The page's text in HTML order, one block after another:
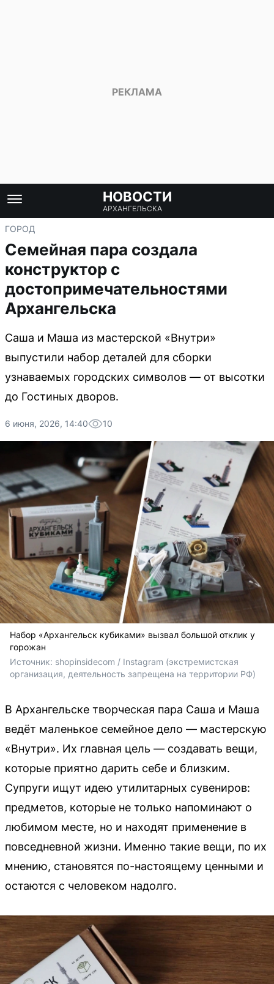
НОВОСТИ
АРХАНГЕЛЬСКА
ГОРОД
Семейная пара создала
конструктор с
достопримечательностями
Архангельска
Саша и Маша из мастерской «Внутри»
выпустили набор деталей для сборки
узнаваемых городских символов — от высотки
до Гостиных дворов.
6 июня, 2026, 14:40 10
Набор «Архангельск кубиками» вызвал большой отклик у
горожан
Источник: shopinsidecom / Instagram (экстремистская
организация, деятельность запрещена на территории РФ)
В Архангельске творческая пара Саша и Маша
ведёт маленькое семейное дело — мастерскую
«Внутри». Их главная цель — создавать вещи,
которые приятно дарить себе и близким.
Супруги ищут идею утилитарных сувениров:
предметов, которые не только напоминают о
любимом месте, но и находят применение в
повседневной жизни. Именно такие вещи, по их
мнению, становятся по-настоящему ценными и
остаются с человеком надолго.